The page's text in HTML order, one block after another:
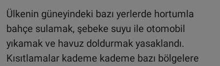
Ülkenin güneyindeki bazı yerlerde hortumla
bahçe sulamak, şebeke suyu ile otomobil
yıkamak ve havuz doldurmak yasaklandı.
Kısıtlamalar kademe kademe bazı bölgelere